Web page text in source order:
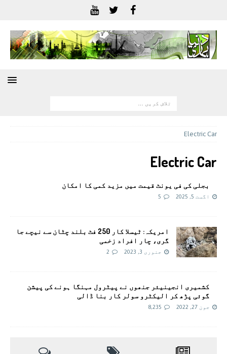
Electric Car
Electric Car
بجلی کی فی یونٹ قیمت میں مزید کمی کا امکان
اگست 5, 2025 5
امریکہ: ٹیسلا کار 250 فٹ بلند چٹان سے نیچے جا
گری، چار افراد زخمی
جنوری 3, 2023 2
کشمیری انجینیئر جنھوں نے پیٹرول مہنگا ہونے کی پیشن
گوئی پڑھ کر الیکٹرو سولر کار بنا ڈالی
جون 27, 2022 8,235